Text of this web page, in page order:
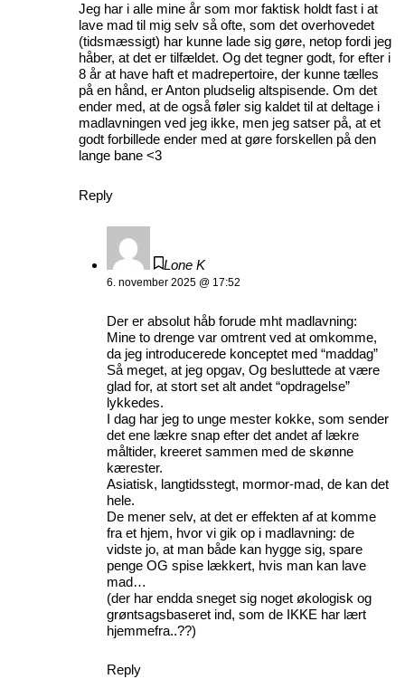
Jeg har i alle mine år som mor faktisk holdt fast i at
lave mad til mig selv så ofte, som det overhovedet
(tidsmæssigt) har kunne lade sig gøre, netop fordi jeg
håber, at det er tilfældet. Og det tegner godt, for efter i
8 år at have haft et madrepertoire, der kunne tælles
på en hånd, er Anton pludselig altspisende. Om det
ender med, at de også føler sig kaldet til at deltage i
madlavningen ved jeg ikke, men jeg satser på, at et
godt forbillede ender med at gøre forskellen på den
lange bane <3
Reply
Lone K
6. november 2025 @ 17:52
Der er absolut håb forude mht madlavning:
Mine to drenge var omtrent ved at omkomme,
da jeg introducerede konceptet med “maddag”
Så meget, at jeg opgav, Og besluttede at være
glad for, at stort set alt andet “opdragelse”
lykkedes.
I dag har jeg to unge mester kokke, som sender
det ene lækre snap efter det andet af lækre
måltider, kreeret sammen med de skønne
kærester.
Asiatisk, langtidsstegt, mormor-mad, de kan det
hele.
De mener selv, at det er effekten af at komme
fra et hjem, hvor vi gik op i madlavning: de
vidste jo, at man både kan hygge sig, spare
penge OG spise lækkert, hvis man kan lave
mad…
(der har endda sneget sig noget økologisk og
grøntsagsbaseret ind, som de IKKE har lært
hjemmefra..??)
Reply